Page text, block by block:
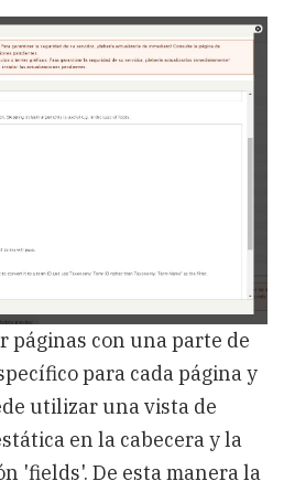
páginas con una parte de
para cada página y
utilizar una vista de
en la cabecera y la
'fields'. De esta manera la